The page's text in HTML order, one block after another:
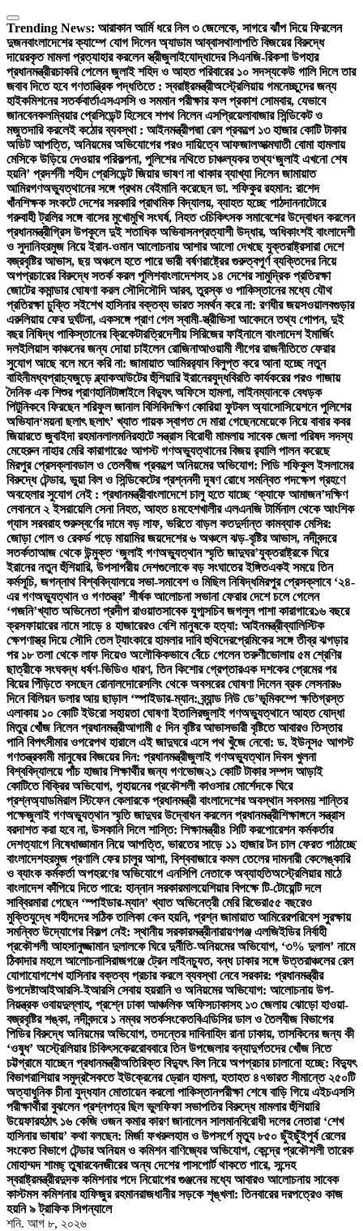
Skip
to
content
Trending News: আরাকান আর্মি ধরে নিল ৩ জেলেকে, সাগরে ঝাঁপ দিয়ে ফিরলেন
দুজনবাংলাদেশের ক্যাম্পে যোগ দিলেন অ্যাডাম আব্বাসথালাপতি বিজয়ের বিরুদ্ধে
দায়েরকৃত মামলা প্রত্যাহার করলেন স্ত্রীজুলাইযোদ্ধাদের সিএনজি-রিকশা উপহার
প্রধানমন্ত্রীরচাকরি পেলেন জুলাই শহিদ ও আহত পরিবারের ১০ সদস্যকেউ গালি দিলে তার
জবাব দিতে হবে গণতান্ত্রিক পদ্ধতিতে : স্বরাষ্ট্রমন্ত্রীঅস্ট্রেলিয়ায় গমনেচ্ছুদের জন্য
হাইকমিশনের সতর্কবার্তাএসএসসি ও সমমান পরীক্ষার ফল প্রকাশ সোমবার, যেভাবে
জানবেনকলম্বিয়ার প্রেসিডেন্ট হিসেবে শপথ নিলেন এসপ্রিয়েলাবাজার সিন্ডিকেট ও
মজুতদারি করলেই কঠোর ব্যবস্থা : আইনমন্ত্রীপদ্মা রেল প্রকল্পে ১৩ হাজার কোটি টাকার
অডিট আপত্তি, অনিয়মের অভিযোগের পরও দায়িত্বে আফজালআত্মঘাতী বোমা হামলায়
মেসিকে উড়িয়ে দেওয়ার পরিকল্পনা, পুলিশের নথিতে চাঞ্চল্যকর তথ্য‘জুলাই এখনো শেষ
হয়নি’ প্রদর্শনী শহীদ প্রেসিডেন্ট জিয়ার ভাষণ না থাকার ব্যাখ্যা দিলেন জামায়াত
আমিরগণঅভ্যুত্থানের সঙ্গে প্রথম বেইমানি করেছেন ডা. শফিকুর রহমান: রাশেদ
খাঁনশিক্ষক সংকটে দেশের সরকারি প্রাথমিক বিদ্যালয়, ব্যাহত হচ্ছে পাঠদাননাটোরে
গরুবাহী ট্রলির সঙ্গে বাসের মুখোমুখি সংঘর্ষ, নিহত ৩চিকিৎসক সমাবেশের উদ্বোধন করলেন
প্রধানমন্ত্রীগ্রিস উপকূলে দুই শতাধিক অভিবাসনপ্রত্যাশী উদ্ধার, অধিকাংশই বাংলাদেশী
ও সুদানিহরমুজ নিয়ে ইরান-ওমান আলোচনায় আশার আলো দেখছে যুক্তরাষ্ট্রসারা দেশে
বজ্রবৃষ্টির আভাস, ছয় অঞ্চলে হতে পারে ভারী বর্ষণরাষ্ট্রের গুরুত্বপূর্ণ ব্যক্তিদের নিয়ে
অপপ্রচারের বিরুদ্ধে সতর্ক করল পুলিশবাংলাদেশসহ ১৪ দেশের সামুদ্রিক প্রতিরক্ষা
জোটের কমান্ডার ঘোষণা করল সৌদিসৌদি আরব, তুরস্ক ও পাকিস্তানের মধ্যে যৌথ
প্রতিরক্ষা চুক্তি সইশেখ হাসিনার বক্তব্য ভারত সমর্থন করে না: রণধীর জয়সওয়ালবগুড়ার
এরুলিয়ায় ফের দুর্ঘটনা, একসঙ্গে প্রাণ গেল স্বামী-স্ত্রীভিসা আবেদনে তথ্য গোপন, দুই
বছর নিষিদ্ধ পাকিস্তানের ক্রিকেটারত্রিদেশীয় সিরিজের ফাইনালে বাংলাদেশ ইমার্জিং
দলইলিয়াস কাঞ্চনের জন্য দোয়া চাইলেন রোজিনাআওয়ামী লীগের রাজনীতিতে ফেরার
সুযোগ আছে বলে মনে করি না: জামায়াত আমিরর‍্যাব বিলুপ্ত করে আনা হচ্ছে নতুন
বাহিনীমধ্যপ্রাচ্যজুড়ে ব্ল্যাকআউটের হুঁশিয়ারি ইরানেরযুদ্ধবিরতি কার্যকরের পরও গাজায়
দৈনিক এক শিশুর প্রাণহানিটাঙ্গাইলে বিদ্যুৎ অফিসে হামলা, লাইনম্যানকে বেধড়ক
পিটুনিকবে ফিরছেন শরিফুল জানাল বিসিবিদক্ষিণ কোরিয়া ফুটবল অ্যাসোসিয়েশনে পুলিশের
অভিযান‘ময়না ছলাৎ ছলাৎ’ খ্যাত গায়ক স্বাগত দে মারা গেছেনমেয়েকে নিয়ে বাবার কবর
জিয়ারতে জুবাইদা রহমানলালমনিরহাটে সন্ত্রাস বিরোধী মামলায় সাবেক জেলা পরিষদ সদস্য
মেহেরুন নাহার মেরি কারাগারে৫ আগস্ট গণঅভ্যুত্থানের বিজয় র‍্যালি পালন করেছে
মিরপুর প্রেসক্লাবডাল ও তেলবীজ প্রকল্পে অনিয়মের অভিযোগ: পিডি শফিকুল ইসলামের
বিরুদ্ধে টেন্ডার, ভুয়া বিল ও সিন্ডিকেটের প্রশ্ননদী দূষণ রোধে সমন্বিত পদক্ষেপ গ্রহণে
অবহেলার সুযোগ নেই : প্রধানমন্ত্রীবাংলাদেশে চালু হতে যাচ্ছে ‘ক্যাফে আমাজন’দক্ষিণ
লেবাননে ২ ইসরায়েলি সেনা নিহত, আহত ৪মহেশখালীর এলএনজি টার্মিনাল থেকে আংশিক
গ্যাস সরবরাহ শুরুস্বর্ণের দামে বড় লাফ, ভরিতে বাড়ল কতদুর্দান্ত কামব্যাক মেসির:
জোড়া গোল ও রেকর্ড গড়ে মায়ামির জয়দেশের ৬ অঞ্চলে ঝড়-বৃষ্টির আভাস, নদীবন্দরে
সতর্কতাআজ থেকে উন্মুক্ত ‘জুলাই গণঅভ্যুত্থান স্মৃতি জাদুঘর’যুক্তরাষ্ট্রকে ঘিরে
ইরানের নতুন হুঁশিয়ারি, উপসাগরীয় দেশগুলোকে বড় সংঘাতের ইঙ্গিতএকই সময়ে তিন
কর্মসূচি, জগন্নাথ বিশ্ববিদ্যালয়ে সভা-সমাবেশ ও মিছিল নিষিদ্ধমিরপুর প্রেসক্লাবে ‘২৪-
এর গণঅভ্যুত্থান ও গণতন্ত্র’ শীর্ষক আলোচনা সভানা ফেরার দেশে চলে গেলেন
‘গজনি’খ্যাত অভিনেতা প্রদীপ রাওয়াতসাবেক যুগ্মসচিব জগলুল পাশা কারাগারে১৬ বছরে
ক্রসফায়ারের নামে সাড়ে ৪ হাজারেরও বেশি মানুষকে হত্যা: আইনমন্ত্রীব্যালিস্টিক
ক্ষেপণাস্ত্র দিয়ে সৌদি তেল ট্যাংকারে হামলার দাবি হুথিদেরপ্রেমিকের সঙ্গে তীব্র ঝগড়ার
পর ১৮ তলা থেকে লাফ দিয়েও অলৌকিকভাবে বেঁচে গেলেন তরুণীভোলায় ৫ম শ্রেণির
ছাত্রীকে সংঘবদ্ধ ধর্ষণ-ভিডিও ধারণ, তিন কিশোর গ্রেপ্তারএক দশকের প্রেমের পর
বিয়ের পিঁড়িতে বসছেন রোনালদোরেসলিং থেকে অবসরের ঘোষণা দিলেন ব্রক লেসনার৬
দিনে বিলিয়ন ডলার আয় ছাড়াল ‘স্পাইডার-ম্যান: ব্র্যান্ড নিউ ডে’ভূমিকম্পে ক্ষতিগ্রস্ত
এলাকায় ১০ কোটি ইউরো সহায়তা ঘোষণা ইতালিরজুলাই গণঅভ্যুত্থানে আহত যোদ্ধা
মিতুর খোঁজ নিলেন প্রধানমন্ত্রীআগামী ৫ দিন বৃষ্টির আভাসভারী বৃষ্টিতে আবারও তিস্তার
পানি বিপৎসীমার ওপরেপথ হারালে এই জাদুঘরে এসে পথ খুঁজে নেবো: ড. ইউনূস৫ আগস্ট
গণতন্ত্রকামী মানুষের বিজয়ের দিন: প্রধানমন্ত্রীজুলাই গণঅভ্যুত্থান দিবস খুলনা
বিশ্ববিদ্যালয়ে পাঁচ হাজার শিক্ষার্থীর জন্য গণভোজ২১ কোটি টাকার সম্পদ আড়াই
কোটিতে বিক্রির অভিযোগ, গৃহায়নের প্রকৌশলী কাওসার মোর্শেদকে ঘিরে
প্রশ্নঅ্যাডমিরাল স্টিফেন কেলারকে প্রধানমন্ত্রী বাংলাদেশের অবস্থান সবসময় শান্তির
পক্ষেজুলাই গণঅভ্যুত্থান স্মৃতি জাদুঘর উদ্বোধন করলেন প্রধানমন্ত্রীশিক্ষাঙ্গনে সন্ত্রাস
বরদাশত করা হবে না, উসকানি দিলে শাস্তি: শিক্ষামন্ত্রী৪ সিটি করপোরেশন কর্মকর্তার
দেশত্যাগে নিষেধাজ্ঞামান নিয়ে আপত্তি, ভারতের সাড়ে ১১ হাজার টন চাল ফেরত পাঠাচ্ছে
বাংলাদেশহরমুজ প্রণালি ফের চালুর আশা, বিশ্ববাজারে কমল তেলের দামনারী কেলেঙ্কারি
ও ব্যাংক কর্মকর্তা অপহরণের অভিযোগে এনসিপি নেতাকে অব্যাহতিঅস্ট্রেলিয়ার মাঠে
বাংলাদেশ কাঁপিয়ে দিতে পারে: হান্নান সরকারমালয়েশিয়ার বিপক্ষে টি-টোয়েন্টি দলে
সাব্বিরমারা গেছেন ‘স্পাইডার-ম্যান’ খ্যাত অভিনেত্রী মেরি রিভেরা৫৫ বছরেও
মুক্তিযুদ্ধে শহীদদের সঠিক তালিকা কেন হয়নি, প্রশ্ন জামায়াত আমিরেরপরিবেশ সুরক্ষায়
সমন্বিত উদ্যোগের বিকল্প নেই: স্থানীয় সরকারমন্ত্রীনারায়ণগঞ্জ এলজিইডির নির্বাহী
প্রকৌশলী আহসানুজ্জামান দুলালকে ঘিরে দুর্নীতি-অনিয়মের অভিযোগ, ‘৩% দুলাল’ নামে
ঠিকাদার মহলে আলোচনাসিরাজগঞ্জে ট্রেন লাইনচ্যুত, বন্ধ ঢাকার সঙ্গে উত্তরাঞ্চলের রেল
যোগাযোগশেখ হাসিনার বক্তব্য প্রচার করলে ব্যবস্থা নেবে সরকার: প্রধানমন্ত্রীর
উপদেষ্টাআইআরসি-ইআরসি সেবায় হয়রানি ও অনিয়মের অভিযোগ: আলোচনায় উপ-
নিয়ন্ত্রক ওবায়দুল্লাহ, প্রশ্নে ঢাকা আঞ্চলিক অফিসঢাকাসহ ১৩ জেলায় ঝোড়ো হাওয়া-
বজ্রবৃষ্টির শঙ্কা, নদীবন্দরে ১ নম্বর সতর্কসংকেতবিএডিসির ডাল ও তৈলবীজ বিভাগের
পিডির বিরুদ্ধে অনিয়মের অভিযোগ, তদন্তের দাবিনাহিদ রানা ঢাকায়, তাসকিনের জন্য কী
‘ওষুধ’ অস্ট্রেলিয়ার চিকিৎসকেররোববারে তিন উপজেলার বন্যাদুর্গতদের খোঁজ নিতে
চট্টগ্রামে যাচ্ছেন প্রধানমন্ত্রীঅতিরিক্ত বিদ্যুৎ বিল নিয়ে অপপ্রচার চালানো হচ্ছে: বিদ্যুৎ
বিভাগরাশিয়ার সমুদ্রসৈকতে ইউক্রেনের ড্রোন হামলা, হতাহত ৪৭ভারত সীমান্তে ২৫০টি
অত্যাধুনিক চীনা যুদ্ধযান মোতায়েন করলো পাকিস্তানপরীক্ষা শেষে বাড়ি গিয়ে এইচএসসি
পরীক্ষার্থীরা বুঝলেন প্রশ্নপত্র ছিল ভুলফিফা সভাপতির বিরুদ্ধে মামলার হুঁশিয়ারি
উয়েফারহঠাৎ ১৬ কেজি ওজন কমার কারণ জানালেন সালমানবিরোধী দলের নেতারা ‘শেখ
হাসিনার ভাষায়’ কথা বলছেন: মির্জা ফখরুলহাম ও উপসর্গে মৃত্যু ৮৫০ ছুঁইছুঁইপূর্ব রেলের
সংকেত বিভাগে টেন্ডার অনিয়ম ও কমিশন বাণিজ্যের অভিযোগ, কেন্দ্রে প্রকৌশলী তারেক
মোহাম্মদ শামছ্ তুষারবেনজীরের অন্য দেশের পাসপোর্ট থাকতে পারে, সন্দেহ
স্বরাষ্ট্রমন্ত্রীরদুদক কমিশনার পদে নিয়োগের গুঞ্জনের মধ্যে আবারও আলোচনায় সাবেক
কাস্টমস কমিশনার হাফিজুর রহমানরাজধানীর সড়কে শৃঙ্খলা: তিনবারের দরপত্রেও কাজ
হয়নি ৯ ট্রাফিক সিগন্যালে
শনি. আগ ৮, ২০২৬